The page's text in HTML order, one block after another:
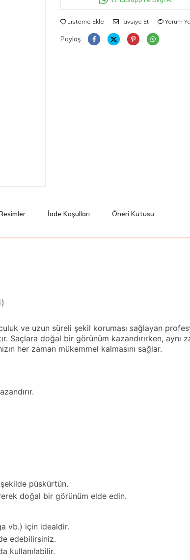
Listeme Ekle Tavsiye Et Yorum
Paylaş
İade Koşulları Öneri Kutusu
ve uzun süreli şekil koruması sağlayan
doğal bir görünüm kazandırırken, aynı
her zaman mükemmel kalmasını sağlar.
püskürtün.
doğal bir görünüm elde edin.
vb.) için idealdir.
edebilirsiniz.
kullanılabilir.